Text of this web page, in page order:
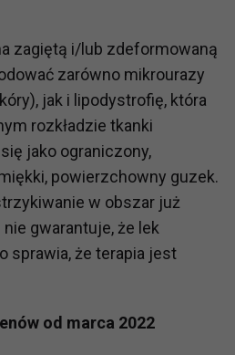
zagiętą i/lub zdeformowaną
zarówno mikrourazy
jak i lipodystrofię, która
rozkładzie tkanki
jako ograniczony,
powierzchowny guzek.
w obszar już
gwarantuje, że lek
sprawia, że terapia jest
od marca 2022